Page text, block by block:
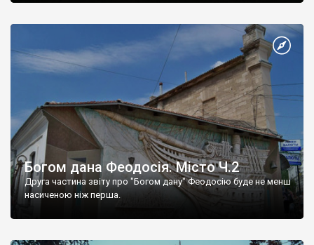
Богом дана Феодосія. Місто Ч.2
Друга частина звіту про "Богом дану" Феодосію буде не менш
насиченою ніж перша.